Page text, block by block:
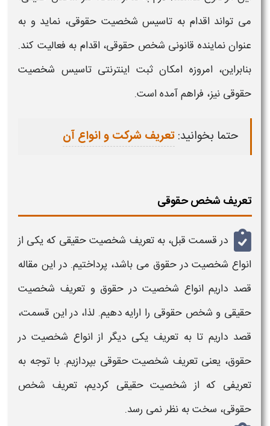
می تواند اقدام به تاسیسشخصیت حقوقی، نماید و به
عنوان نماینده قانونی شخص حقوقی، اقدام به فعالیت کند.
بنابراین، امروزه امکان ثبت اینترنتی تاسیس شخصیت
حقوقی نیز، فراهم آمده است.
حتما بخوانید:تعریف شرکت و انواع آن
تعریف شخص حقوقی
در قسمت قبل، بهتعریف شخصیت حقیقی که یکی از
انواع شخصیت در حقوق می باشد، پرداختیم. در این مقاله
قصد داریمانواع شخصیت در حقوق و تعریف شخصیت
حقیقی و شخص حقوقی را ارایه دهیم. لذا، در این قسمت،
قصد داریم تا به تعریف یکی دیگر ازانواع شخصیت در
حقوق، یعنی تعریف شخصیت حقوقی بپردازیم. با توجه به
تعریفی که از شخصیت حقیقی کردیم،تعریف شخص
حقوقی، سخت به نظر نمی رسد.